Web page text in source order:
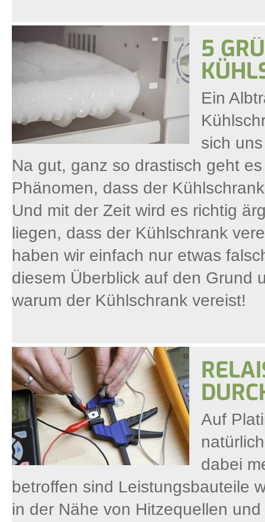
5
Ein
sich
Na gut, ganz so drastisch geht
Phänomen, dass der
Und mit der Zeit wird es richtig
liegen, dass der Kühlschrank
haben wir einfach nur etwas
diesem Überblick auf den Grund
warum der Kühlschrank vereist!
Auf
dabei
betroffen sind Leistungsbauteile
in der Nähe von Hitzequellen